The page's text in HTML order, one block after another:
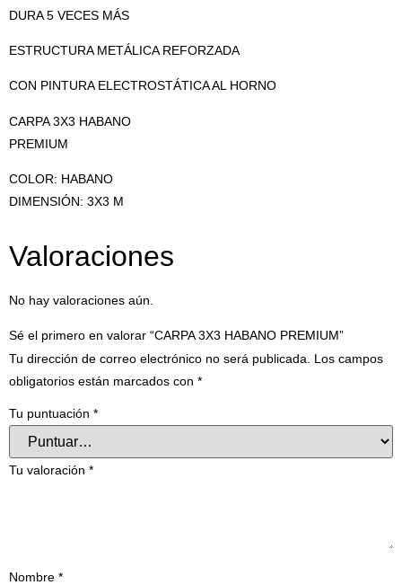
DURA 5 VECES MÁS
ESTRUCTURA METÁLICA REFORZADA
CON PINTURA ELECTROSTÁTICA AL HORNO
CARPA 3X3 HABANO
PREMIUM
COLOR: HABANO
DIMENSIÓN: 3X3 M
Valoraciones
No hay valoraciones aún.
Sé el primero en valorar “CARPA 3X3 HABANO PREMIUM”
Tu dirección de correo electrónico no será publicada. Los campos
obligatorios están marcados con *
Tu puntuación *
Tu valoración *
Nombre *